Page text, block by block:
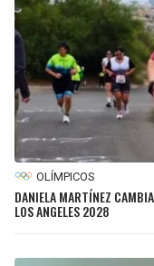
OLÍMPICOS
DANIELA MARTÍNEZ
LOS ANGELES 2028